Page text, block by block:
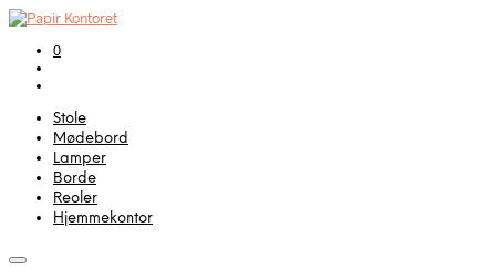
0
Stole
Mødebord
Lamper
Borde
Reoler
Hjemmekontor